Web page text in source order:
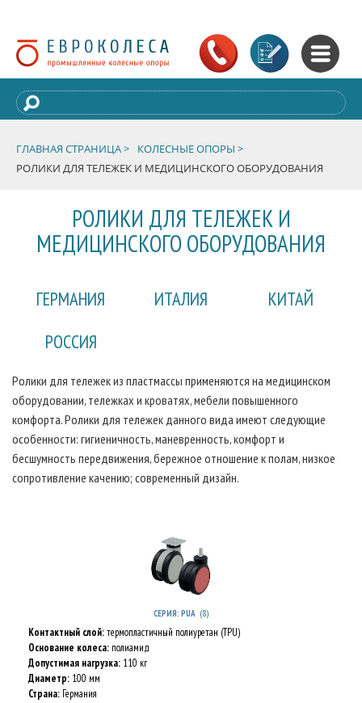
ГЛАВНАЯ СТРАНИЦА >
КОЛЕСНЫЕ ОПОРЫ >
РОЛИКИ ДЛЯ ТЕЛЕЖЕК И МЕДИЦИНСКОГО ОБОРУДОВАНИЯ
РОЛИКИ ДЛЯ ТЕЛЕЖЕК И
МЕДИЦИНСКОГО ОБОРУДОВАНИЯ
ГЕРМАНИЯ ИТАЛИЯ
КИТАЙ
РОССИЯ
Ролики для тележек из пластмассы применяются на медицинском
оборудовании, тележках и кроватях, мебели повышенного
комфорта. Ролики для тележек данного вида имеют следующие
особенности: гигиеничность, маневренность, комфорт и
бесшумность передвижения, бережное отношение к полам, низкое
сопротивление качению; cовременный дизайн.
СЕРИЯ: PUA (8)
Контактный слой:термопластичный полиуретан (TPU)
Основание колеса: полиамид
Допустимая нагрузка: 110 кг
Диаметр: 100 мм
Страна: Германия